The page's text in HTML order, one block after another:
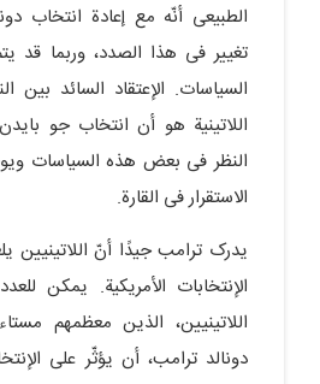
الطبیعی أنّه مع إعادة انتخاب
تغییر فی هذا الصدد، وربما
السیاسات. الإعتقاد السائد بین
اللاتینیة هو أن انتخاب جو
النظر فی بعض هذه السیاسات
الاستقرار فی القارة.
یدرک ترامب جیدًا أنّ اللاتینیین
الإنتخابات الأمریکیة. یمکن
اللاتینیین، الذین معظمهم
دونالد ترامب، أن یؤثّر على